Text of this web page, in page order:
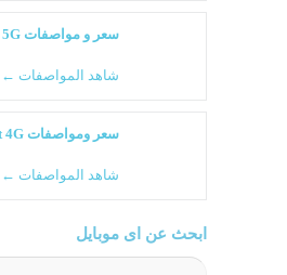
سعر و مواصفات Oppo Reno 8 5G
شاهد المواصفات ←
سعر ومواصفات Oppo A6t 4G
شاهد المواصفات ←
ابحث عن اى موبايل